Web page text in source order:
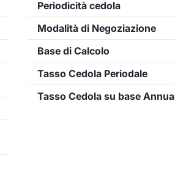
Periodicità cedola
Modalità di Negoziazione
Base di Calcolo
Tasso Cedola Periodale
Tasso Cedola su base Annua